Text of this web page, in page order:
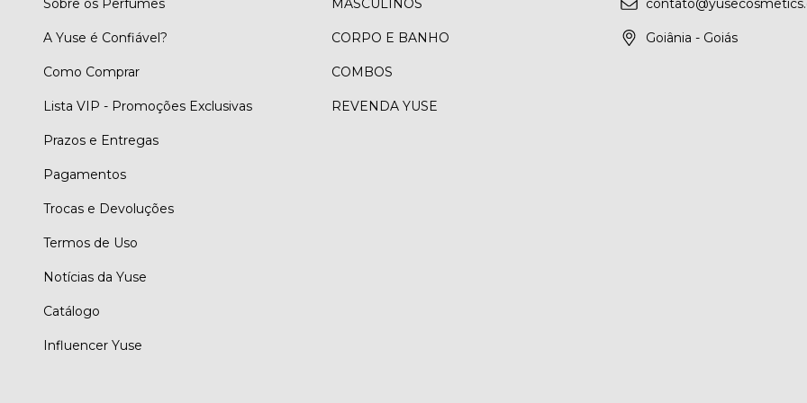
A Yuse é Confiável?
Como Comprar
Lista VIP - Promoções Exclusivas
Prazos e Entregas
Pagamentos
Trocas e Devoluções
Termos de Uso
Notícias da Yuse
Catálogo
Influencer Yuse
CORPO E BANHO
COMBOS
REVENDA YUSE
Goiânia - Goiás